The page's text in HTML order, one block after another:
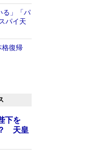
る」「パ
パイ天
格復帰
下を
？ 天皇